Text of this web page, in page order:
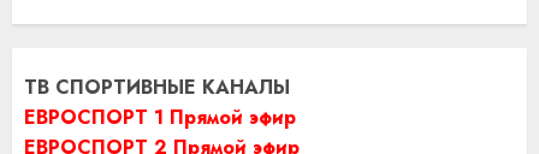
ТВ СПОРТИВНЫЕ КАНАЛЫ
ЕВРОСПОРТ 1 Прямой эфир
ЕВРОСПОРТ 2 Прямой эфир